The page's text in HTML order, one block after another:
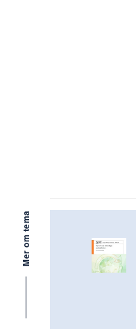
Mer om tema